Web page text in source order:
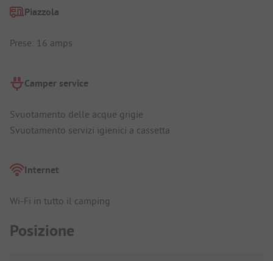
Piazzola
Prese: 16 amps
Camper service
Svuotamento delle acque grigie
Svuotamento servizi igienici a cassetta
Internet
Wi-Fi in tutto il camping
Posizione